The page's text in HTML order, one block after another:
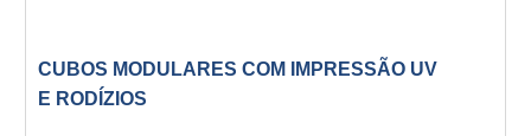
CUBOS MODULARES COM IMPRESSÃO UV
E RODÍZIOS